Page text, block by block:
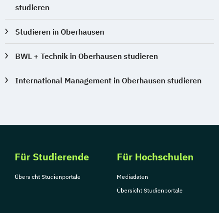
studieren
Studieren in Oberhausen
BWL + Technik in Oberhausen studieren
International Management in Oberhausen studieren
Für Studierende
Übersicht Studienportale
Für Hochschulen
Mediadaten
Übersicht Studienportale